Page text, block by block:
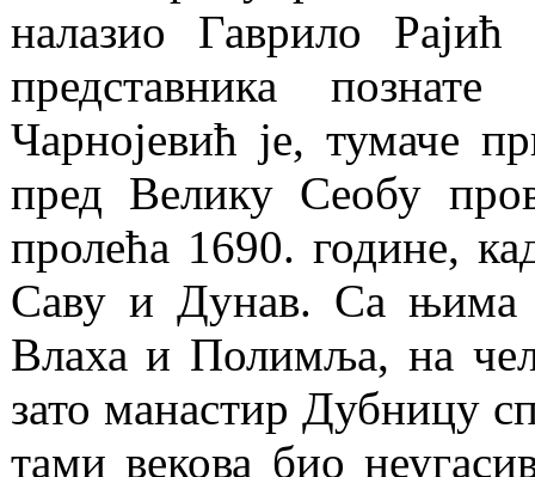
налазио Гаврило
представника
Чарнојевић је, тумаче
пред Велику Сеобу
пролећа 1690. године,
Саву и Дунав. Са њима
Влаха и Полимља, на
зато манастир Дубницу
тами векова био